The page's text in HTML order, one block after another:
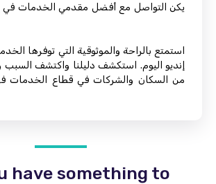
يكن التواصل مع أفضل مقدمي الخدمات في
استمتع بالراحة والموثوقية التي توفرها
إنديو اليوم. استكشف دليلنا واكتشف السبب
من السكان والشركات في قطاع الخدمات
have something to